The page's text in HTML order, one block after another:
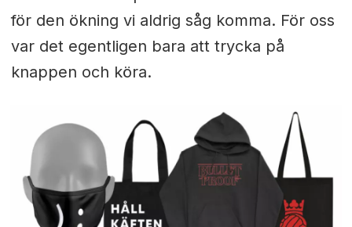
för den ökning vi aldrig såg komma. För oss
var det egentligen bara att trycka på
knappen och köra.